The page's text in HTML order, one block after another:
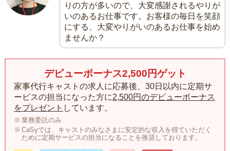
りの方が多いので、大変感謝されるやりが
いのあるお仕事です。お客様の毎日を笑顔
にする、大変やりがいのあるお仕事を始め
ませんか？
デビューボーナス2,500円ゲット
家事代行キャストの求人に応募後、30日以内に定期サ
ービスの担当になった方に2,500円のデビューボーナス
をプレゼント しています。
業務委託のみ
CaSyでは、キャストのみなさまに安定的な収入を得ていただく
ために定期サービスの担当になることを推奨しております。